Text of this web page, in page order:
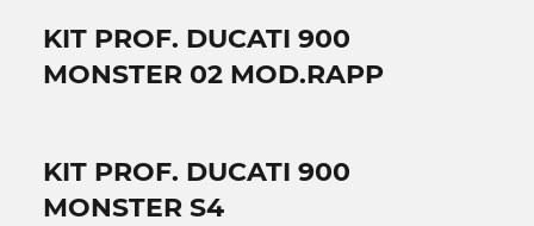
KIT PROF. DUCATI 900
MONSTER 02 MOD.RAPP
KIT PROF. DUCATI 900
MONSTER S4